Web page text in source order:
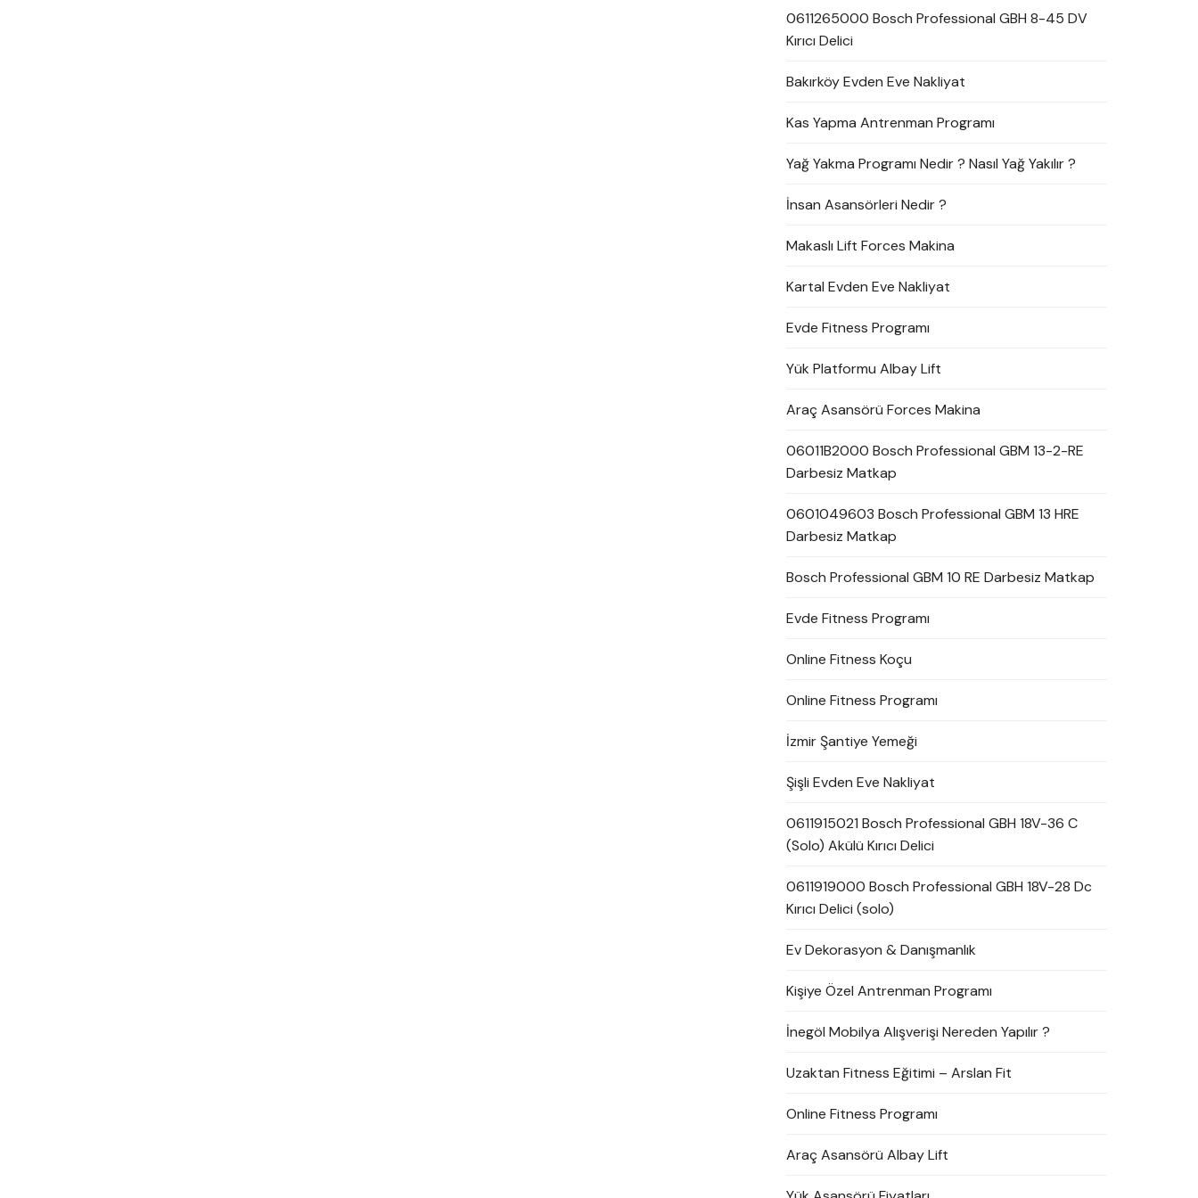
0611265000 Bosch Professional GBH 8-45 DV
Kırıcı Delici
Bakırköy Evden Eve Nakliyat
Kas Yapma Antrenman Programı
Yağ Yakma Programı Nedir ? Nasıl Yağ Yakılır ?
İnsan Asansörleri Nedir ?
Makaslı Lift Forces Makina
Kartal Evden Eve Nakliyat
Evde Fitness Programı
Yük Platformu Albay Lift
Araç Asansörü Forces Makina
06011B2000 Bosch Professional GBM 13-2-RE
Darbesiz Matkap
0601049603 Bosch Professional GBM 13 HRE
Darbesiz Matkap
Bosch Professional GBM 10 RE Darbesiz Matkap
Evde Fitness Programı
Online Fitness Koçu
Online Fitness Programı
İzmir Şantiye Yemeği
Şişli Evden Eve Nakliyat
0611915021 Bosch Professional GBH 18V-36 C
(Solo) Akülü Kırıcı Delici
0611919000 Bosch Professional GBH 18V-28 Dc
Kırıcı Delici (solo)
Ev Dekorasyon & Danışmanlık
Kişiye Özel Antrenman Programı
İnegöl Mobilya Alışverişi Nereden Yapılır ?
Uzaktan Fitness Eğitimi – Arslan Fit
Online Fitness Programı
Araç Asansörü Albay Lift